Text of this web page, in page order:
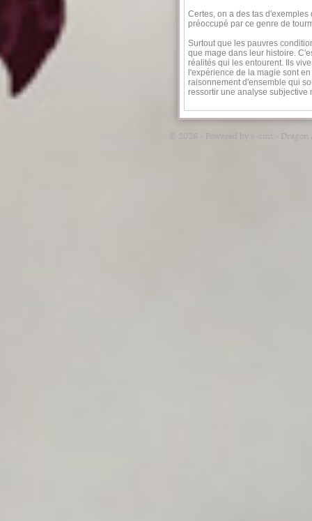
Certes, on a des tas
préoccupé par ce genre de
Surtout que les pauvres
que mage dans leur histoire.
réalités qui les entourent. Ils
l'expérience de la magie sont
raisonnement d'ensemble qui
ressortir une analyse subjective
© 2026 - Powered by e-cms -